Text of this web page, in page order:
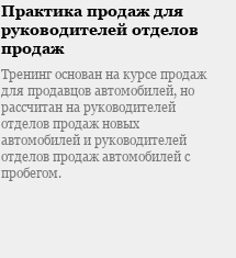
Практика продаж для
руководителей отделов
продаж
Тренинг основан на курсе продаж
для продавцов автомобилей, но
рассчитан на руководителей
отделов продаж новых
автомобилей и руководителей
отделов продаж автомобилей с
пробегом.